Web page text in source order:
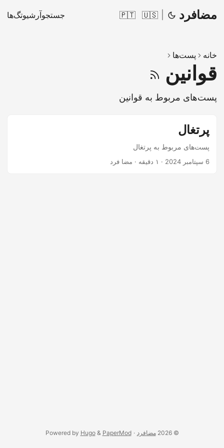
مضافرد 🇺🇸
🇵🇹 جستجوآرشیوتگ‌ها
خانه پست‌ها
قوانین
پست‌های مربوط به قوانین
پرتغال
پست‌های مربوط به پرتغال
6 سپتامبر 2024 · ۱ دقیقه · مضا فرد
© 2026 مضافرد ·
Powered by Hugo& PaperMod